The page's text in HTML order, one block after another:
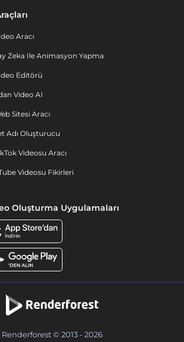
Aracı
Zeka Ile Animasyon Yapma
Editörü
Video AI
Sitesi Aracı
Adı Oluşturucu
Videosu Aracı
Videosu Fikirleri
Oluşturma Uygulamaları
Renderforest © 2013 - 2026